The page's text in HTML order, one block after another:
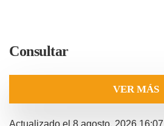
Consultar
VER MÁS
Actualizado el 8 agosto, 2026 16:07